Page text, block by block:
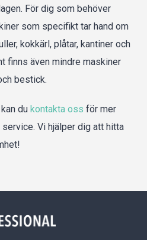
För dig som behöver
som specifikt tar hand om
kokkärl, plåtar, kantiner och
finns även mindre maskiner
bestick.
du kontakta oss för mer
Vi hjälper dig att hitta